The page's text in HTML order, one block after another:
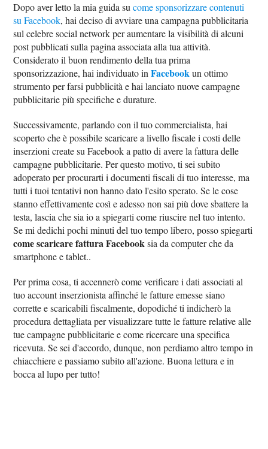
Dopo aver letto la mia guida sucome sponsorizzare contenuti
su Facebook, hai deciso di avviare una campagna pubblicitaria
sul celebre social network per aumentare la visibilità di alcuni
post pubblicati sulla pagina associata alla tua attività.
Considerato il buon rendimento della tua prima
sponsorizzazione, hai individuato inFacebookun ottimo
strumento per farsi pubblicità e hai lanciato nuove campagne
pubblicitarie più specifiche e durature.
Successivamente, parlando con il tuo commercialista, hai
scoperto che è possibile scaricare a livello fiscale i costi delle
inserzioni create su Facebook a patto di avere la fattura delle
campagne pubblicitarie. Per questo motivo, ti sei subito
adoperato per procurarti i documenti fiscali di tuo interesse, ma
tutti i tuoi tentativi non hanno dato l'esito sperato. Se le cose
stanno effettivamente così e adesso non sai più dove sbattere la
testa, lascia che sia io a spiegarti come riuscire nel tuo intento.
Se mi dedichi pochi minuti del tuo tempo libero, posso spiegarti
come scaricare fattura Facebooksia da computer che da
smartphone e tablet..
Per prima cosa, ti accennerò come verificare i dati associati al
tuo account inserzionista affinché le fatture emesse siano
corrette e scaricabili fiscalmente, dopodiché ti indicherò la
procedura dettagliata per visualizzare tutte le fatture relative alle
tue campagne pubblicitarie e come ricercare una specifica
ricevuta. Se sei d'accordo, dunque, non perdiamo altro tempo in
chiacchiere e passiamo subito all'azione. Buona lettura e in
bocca al lupo per tutto!